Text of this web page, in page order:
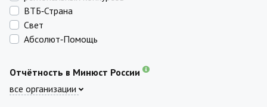
ВТБ‑Страна
Свет
Абсолют‑Помощь
Отчётность в Минюст России
все организации